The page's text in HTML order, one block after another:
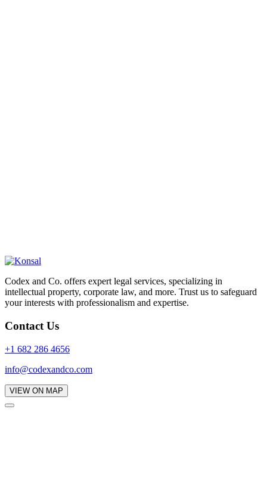
Codex and Co. offers expert legal services, specializing in
intellectual property, corporate law, and more. Trust us to safeguard
your interests with professionalism and expertise.
Contact Us
+1 682 286 4656
info@codexandco.com
VIEW ON MAP